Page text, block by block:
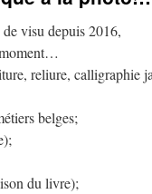
visu depuis 2016,
reliure, calligraphie
belges;
du livre);